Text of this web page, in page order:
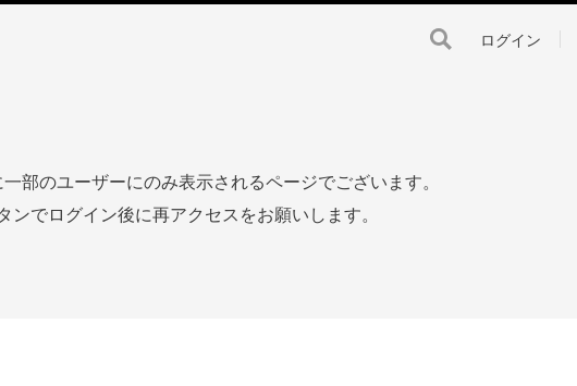
ログイン
部のユーザーにのみ表示されるページでございます。
ンでログイン後に再アクセスをお願いします。